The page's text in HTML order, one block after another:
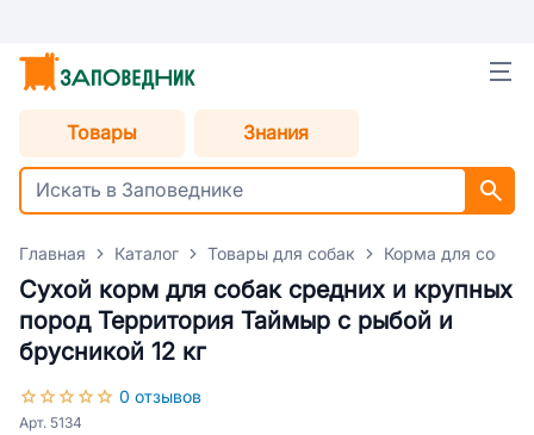
Товары Знания
Главная Каталог Товары для собак Корма для собак
Сухой корм для собак средних и крупных
пород Территория Таймыр с рыбой и
брусникой 12 кг
0 отзывов
Арт. 5134